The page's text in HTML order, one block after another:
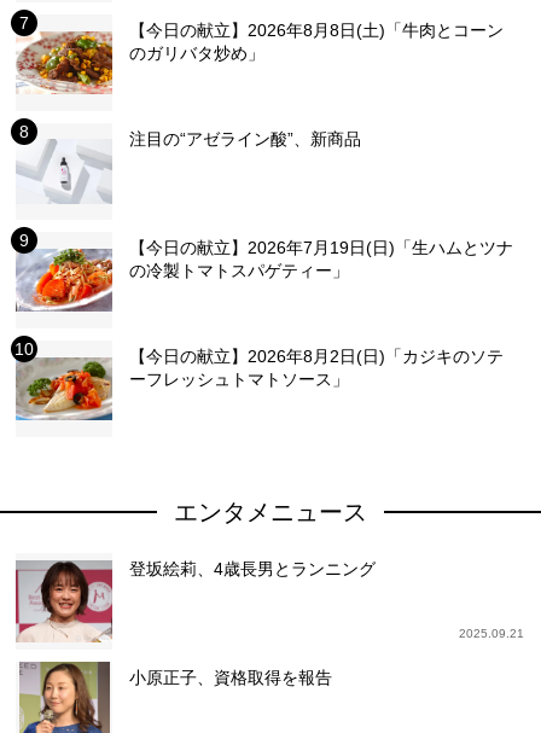
【今日の献立】2026年8月8日(土)「牛肉とコーン
のガリバタ炒め」
注目の“アゼライン酸”、新商品
【今日の献立】2026年7月19日(日)「生ハムとツナ
の冷製トマトスパゲティー」
【今日の献立】2026年8月2日(日)「カジキのソテ
ーフレッシュトマトソース」
エンタメニュース
登坂絵莉、4歳長男とランニング
2025.09.21
小原正子、資格取得を報告